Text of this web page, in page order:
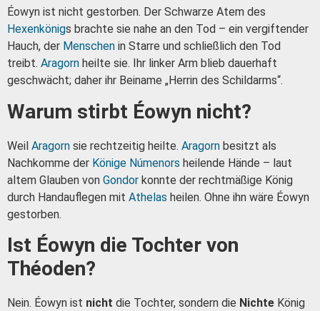
Éowyn ist nicht gestorben. Der Schwarze Atem des
Hexenkönigs brachte sie nahe an den Tod – ein vergiftender
Hauch, der Menschen in Starre und schließlich den Tod
treibt. Aragorn heilte sie. Ihr linker Arm blieb dauerhaft
geschwächt; daher ihr Beiname „Herrin des Schildarms“.
Warum stirbt Éowyn nicht?
Weil Aragorn sie rechtzeitig heilte. Aragorn besitzt als
Nachkomme der Könige Númenors heilende Hände – laut
altem Glauben von Gondor konnte der rechtmäßige König
durch Handauflegen mit Athelas heilen. Ohne ihn wäre Éowyn
gestorben.
Ist Éowyn die Tochter von
Théoden?
Nein. Éowyn ist nicht die Tochter, sondern die Nichte König